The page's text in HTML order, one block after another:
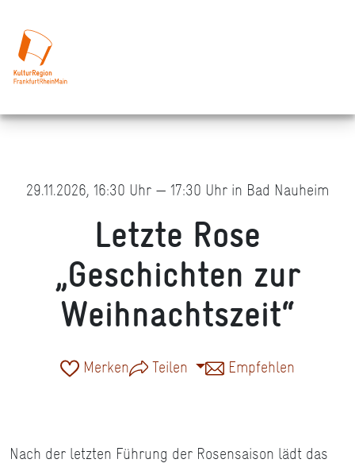
29.11.2026, 16:30 Uhr — 17:30 Uhr in Bad Nauheim
Letzte Rose
„Geschichten zur
Weihnachtszeit“
Merken Teilen Empfehlen
Nach der letzten Führung der Rosensaison lädt das